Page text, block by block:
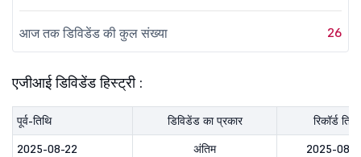
आज तक डिविडेंड की कुल संख्या 26
एजीआई डिविडेंड हिस्ट्री :
पूर्व-तिथि डिविडेंड का प्रकार
रिकॉर्ड तिथि
2025-08-22
अंतिम
2025-08-